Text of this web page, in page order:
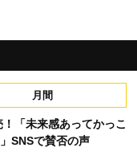
月間
「未来感あってかっこ
SNSで賛否の声